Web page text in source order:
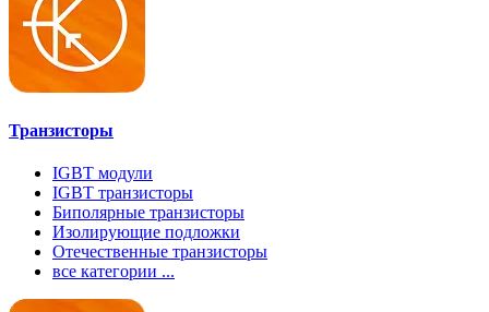
Транзисторы
IGBT модули
IGBT транзисторы
Биполярные транзисторы
Изолирующие подложки
Отечественные транзисторы
все категории ...